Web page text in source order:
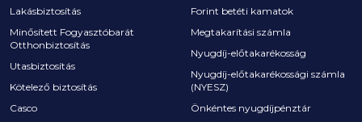
Lakásbiztosítás
Minősített Fogyasztóbarát
Otthonbiztosítás
Utasbiztosítás
Kötelező biztosítás
Casco
Forint betéti kamatok
Megtakarítási számla
Nyugdíj-előtakarékosság
Nyugdíj-előtakarékossági számla
(NYESZ)
Önkéntes nyugdíjpénztár